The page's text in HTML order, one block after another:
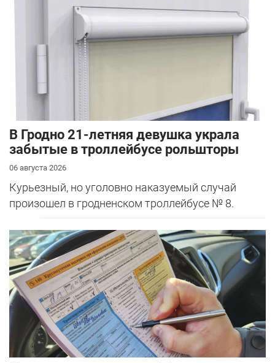
В Гродно 21-летняя девушка украла
забытые в троллейбусе рольшторы
06 августа 2026
Курьезный, но уголовно наказуемый случай
произошел в гродненском троллейбусе № 8.